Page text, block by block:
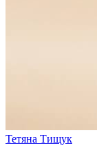
Тетяна Тищук